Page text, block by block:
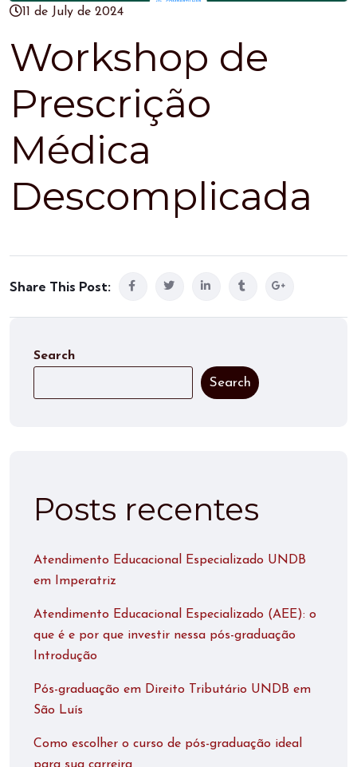
11 de July de 2024
Workshop de
Prescrição
Médica
Descomplicada
Share This Post:
Search
Search
Posts recentes
Atendimento Educacional Especializado UNDB
em Imperatriz
Atendimento Educacional Especializado (AEE): o
que é e por que investir nessa pós-graduação
Introdução
Pós-graduação em Direito Tributário UNDB em
São Luís
Como escolher o curso de pós-graduação ideal